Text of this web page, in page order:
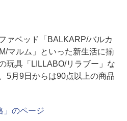
ァベッド「BALKARP/バルカ
マルム」といった新生活に揃
玩具「LILLABO/リラブー」な
5月9日からは90点以上の商品
」のページ